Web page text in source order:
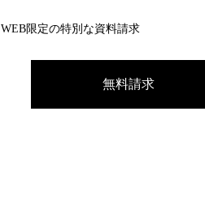
WEB限定の特別な資料請求
無料請求